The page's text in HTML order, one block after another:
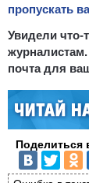
пропускать
Увидели что-
журналистам.
почта для
Поделиться